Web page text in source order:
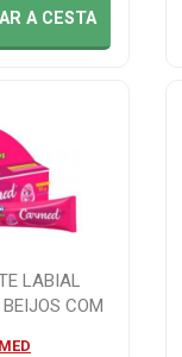
A CESTA
LABIAL
COM